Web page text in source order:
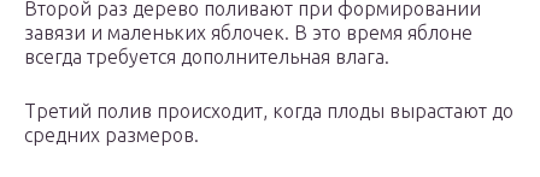
Второй раз дерево поливают при формировании
завязи и маленьких яблочек. В это время яблоне
всегда требуется дополнительная влага.
Третий полив происходит, когда плоды вырастают до
средних размеров.